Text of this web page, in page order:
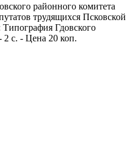
районного комитета
трудящихся Псковской
Гдовского
2 с. - Цена 20 коп.